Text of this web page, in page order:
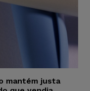
mantém justa